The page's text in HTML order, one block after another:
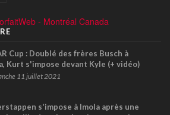
Cup : Doublé des frères Busch à
Kurt s'impose devant Kyle (+ vidéo)
11 juillet 2021
s'impose à Imola après une